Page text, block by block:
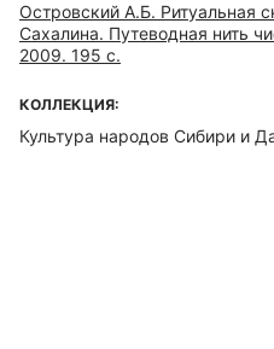
Островский А.Б. Ритуальная
Сахалина. Путеводная нить
2009. 195 с.
КОЛЛЕКЦИЯ:
Культура народов Сибири и